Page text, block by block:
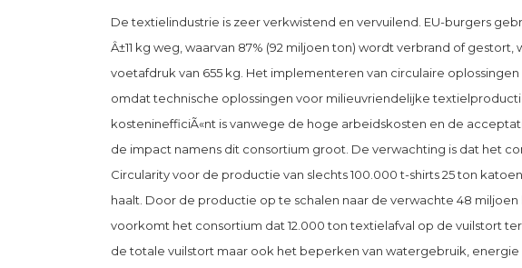
De textielindustrie is zeer verkwistend en vervuilend. EU-burgers
Â±11 kg weg, waarvan 87% (92 miljoen ton) wordt verbrand of
voetafdruk van 655 kg. Het implementeren van circulaire
omdat technische oplossingen voor milieuvriendelijke
kosteninefficiÃ«nt is vanwege de hoge arbeidskosten en de
de impact namens dit consortium groot. De verwachting is dat het
Circularity voor de productie van slechts 100.000 t-shirts 25 ton
haalt. Door de productie op te schalen naar de verwachte 48
voorkomt het consortium dat 12.000 ton textielafval op de vuilstort
de totale vuilstort maar ook het beperken van watergebruik, energie